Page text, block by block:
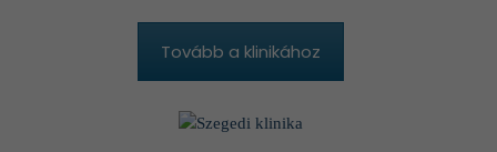
Tovább a klinikához